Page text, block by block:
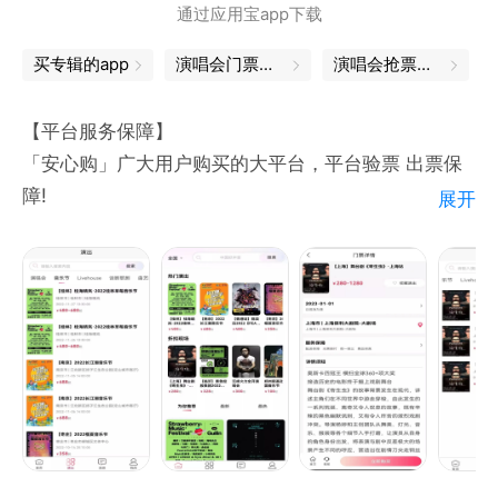
◆轻轻一点 免费观演◆
热门演出每周抽奖，轻轻一点，免费带你亲临爱豆现
通过应用宝app下载
买专辑的app 演唱会门票在哪买 演唱会抢票软件
【平台服务保障】
「安心购」广大用户购买的大平台，平台验票 出票保
障!
程客服贴心服务，配送、现场取票!
【关于河马票务】
河马票务隶属于河南朝喆文化传媒有限公司(河马传
媒)，致力于打造一站式票务演出服务平台!买演出票、
比赛票，就上河马票务。河马演出票务网，涵盖演唱
会、体育赛事、话剧歌剧、音乐会、儿童亲子、舞蹈芭
蕾、展览休闲、曲艺杂谈。通过整合各个演出主办与大
展开